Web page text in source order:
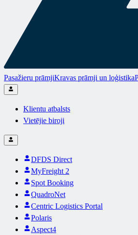
Pasažieru prāmjiKravas prāmji un loģistika
Klientu atbalsts
Vietējie biroji
DFDS Direct
MyFreight 2
Spot Booking
QuadroNet
Centric Logistics Portal
Polaris
Aspect4